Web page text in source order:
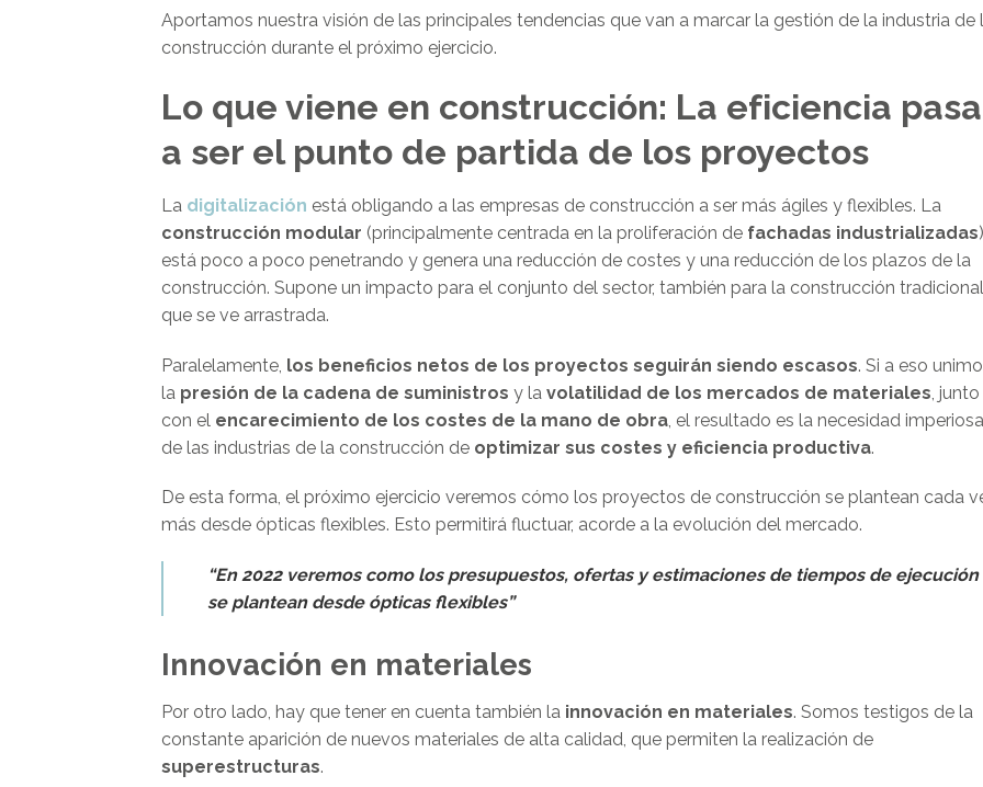
Aportamos nuestra visión de las principales tendencias que van a marcar la gestión de la industria de
construcción durante el próximo ejercicio.
Lo que viene en construcción: La eficiencia pasa
a ser el punto de partida de los proyectos
La digitalización está obligando a las empresas de construcción a ser más ágiles y flexibles. La
construcción modular (principalmente centrada en la proliferación de fachadas industrializadas)
está poco a poco penetrando y genera una reducción de costes y una reducción de los plazos de la
construcción. Supone un impacto para el conjunto del sector, también para la construcción tradicional
que se ve arrastrada.
Paralelamente, los beneficios netos de los proyectos seguirán siendo escasos. Si a eso
la presión de la cadena de suministros y la volatilidad de los mercados de materiales , junto
con el encarecimiento de los costes de la mano de obra , el resultado es la necesidad imperiosa
de las industrias de la construcción de optimizar sus costes y eficiencia productiva.
De esta forma, el próximo ejercicio veremos cómo los proyectos de construcción se plantean cada
más desde ópticas flexibles. Esto permitirá fluctuar, acorde a la evolución del mercado.
“En 2022 veremos como los presupuestos, ofertas y estimaciones de tiempos de ejecución
se plantean desde ópticas flexibles”
Innovación en materiales
Por otro lado, hay que tener en cuenta también la innovación en materiales. Somos testigos de la
constante aparición de nuevos materiales de alta calidad, que permiten la realización de
superestructuras.